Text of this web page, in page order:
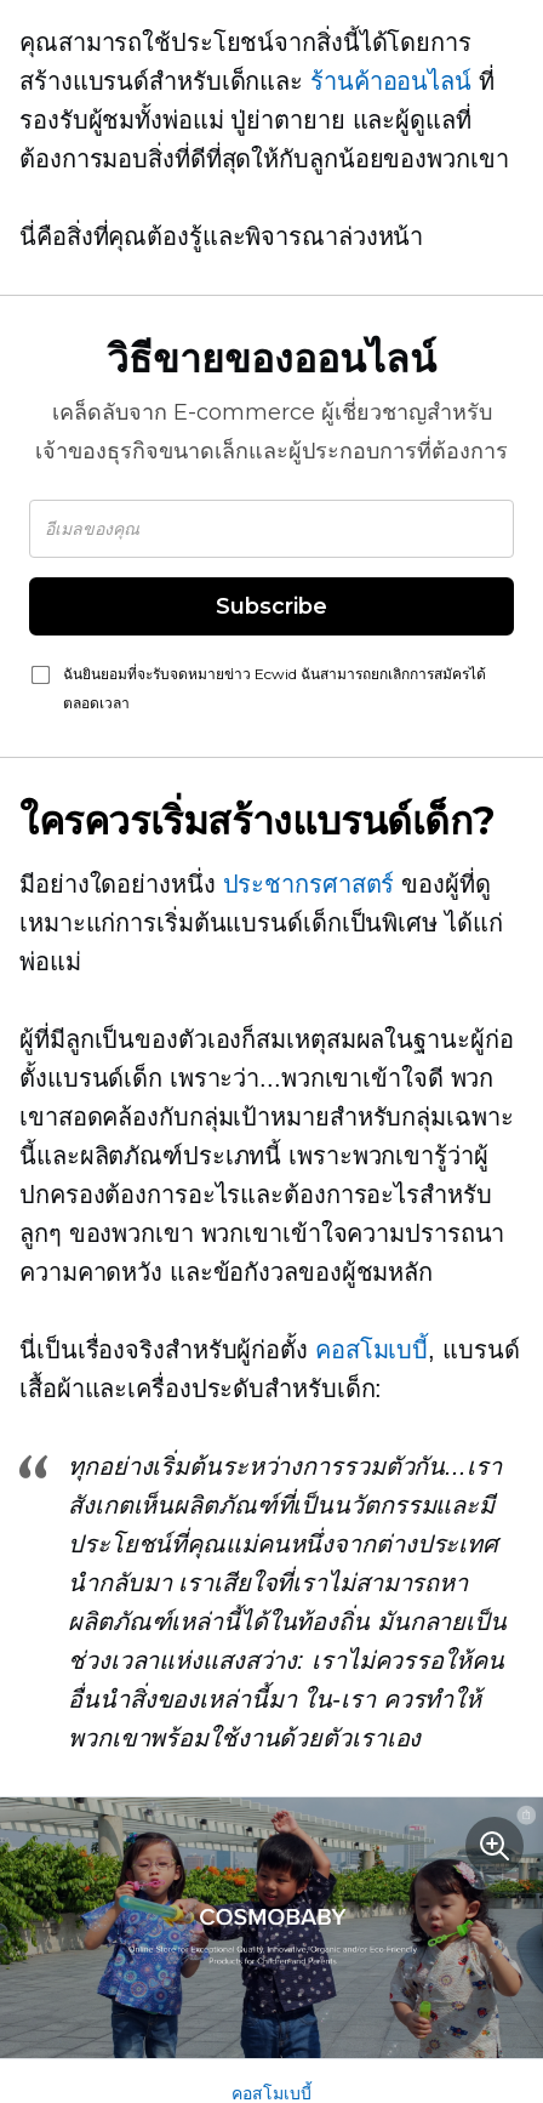
คุณสามารถใช้ประโยชน์จากสิ่งนี้ได้โดยการ
สร้างแบรนด์สำหรับเด็กและ ร้านค้าออนไลน์ที่
รองรับผู้ชมทั้งพ่อแม่ ปู่ย่าตายาย และผู้ดูแลที่
ต้องการมอบสิ่งที่ดีที่สุดให้กับลูกน้อยของพวกเขา
นี่คือสิ่งที่คุณต้องรู้และพิจารณาล่วงหน้า
วิธีขายของออนไลน์
เคล็ดลับจาก E-commerce ผู้เชี่ยวชาญสำหรับ
เจ้าของธุรกิจขนาดเล็กและผู้ประกอบการที่ต้องการ
Subscribe
ฉันยินยอมที่จะรับจดหมายข่าว Ecwid ฉันสามารถยกเลิกการสมัครได้
ตลอดเวลา
ใครควรเริ่มสร้างแบรนด์เด็ก?
มีอย่างใดอย่างหนึ่ง ประชากรศาสตร์ ของผู้ที่ดู
เหมาะแก่การเริ่มต้นแบรนด์เด็กเป็นพิเศษ ได้แก่
พ่อแม่
ผู้ที่มีลูกเป็นของตัวเองก็สมเหตุสมผลในฐานะผู้ก่อ
ตั้งแบรนด์เด็ก เพราะว่า...พวกเขาเข้าใจดี พวก
เขาสอดคล้องกับกลุ่มเป้าหมายสำหรับกลุ่มเฉพาะ
นี้และผลิตภัณฑ์ประเภทนี้ เพราะพวกเขารู้ว่าผู้
ปกครองต้องการอะไรและต้องการอะไรสำหรับ
ลูกๆ ของพวกเขา พวกเขาเข้าใจความปรารถนา
ความคาดหวัง และข้อกังวลของผู้ชมหลัก
นี่เป็นเรื่องจริงสำหรับผู้ก่อตั้ง คอสโมเบบี้, แบรนด์
เสื้อผ้าและเครื่องประดับสำหรับเด็ก:
ทุกอย่างเริ่มต้นระหว่างการรวมตัวกัน...เรา
สังเกตเห็นผลิตภัณฑ์ที่เป็นนวัตกรรมและมี
ประโยชน์ที่คุณแม่คนหนึ่งจากต่างประเทศ
นำกลับมา เราเสียใจที่เราไม่สามารถหา
ผลิตภัณฑ์เหล่านี้ได้ในท้องถิ่น มันกลายเป็น
ช่วงเวลาแห่งแสงสว่าง: เราไม่ควรรอให้คน
อื่นนำสิ่งของเหล่านี้มา ใน-เราควรทำให้
พวกเขาพร้อมใช้งานด้วยตัวเราเอง
คอสโมเบบี้